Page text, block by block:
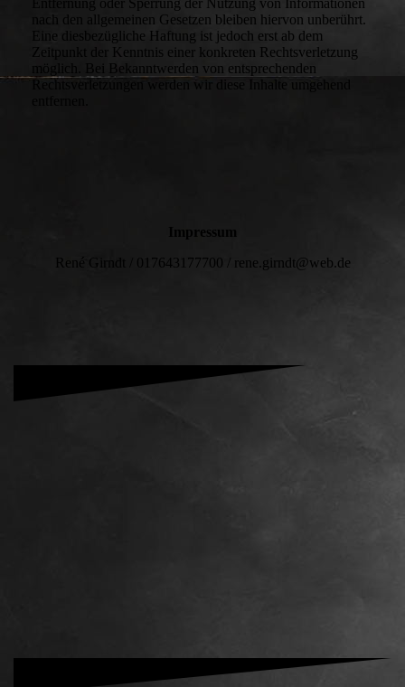
nach den allgemeinen Gesetzen bleiben hiervon unberührt.
Eine diesbezügliche Haftung ist jedoch erst ab dem
Zeitpunkt der Kenntnis einer konkreten Rechtsverletzung
möglich. Bei Bekanntwerden von entsprechenden
Rechtsverletzungen werden wir diese Inhalte umgehend
Impressum
René Girndt / 017643177700 / rene.girndt@web.de